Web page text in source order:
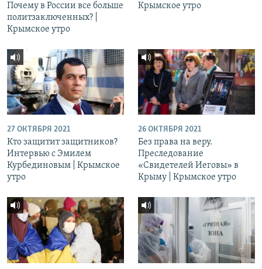
Почему в России все больше
политзаключенных? |
Крымское утро
Крымское утро
27 ОКТЯБРЯ 2021
Кто защитит защитников?
Интервью с Эмилем
Курбединовым | Крымское
утро
26 ОКТЯБРЯ 2021
Без права на веру.
Преследование
«Свидетелей Иеговы» в
Крыму | Крымское утро